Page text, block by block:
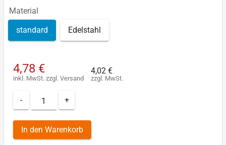
Material
standard Edelstahl
4,78 €
inkl. MwSt. zzgl. Versand
4,02 €
zzgl. MwSt.
- +
In den Warenkorb